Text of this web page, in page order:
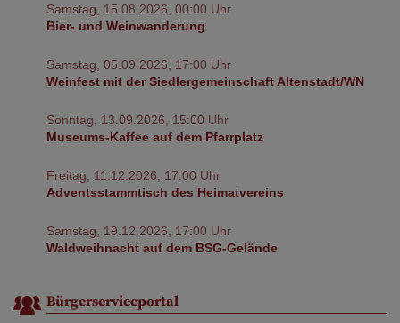
Samstag, 15.08.2026, 00:00 Uhr
Bier- und Weinwanderung
Samstag, 05.09.2026, 17:00 Uhr
Weinfest mit der Siedlergemeinschaft Altenstadt/WN
Sonntag, 13.09.2026, 15:00 Uhr
Museums-Kaffee auf dem Pfarrplatz
Freitag, 11.12.2026, 17:00 Uhr
Adventsstammtisch des Heimatvereins
Samstag, 19.12.2026, 17:00 Uhr
Waldweihnacht auf dem BSG-Gelände
Bürgerserviceportal